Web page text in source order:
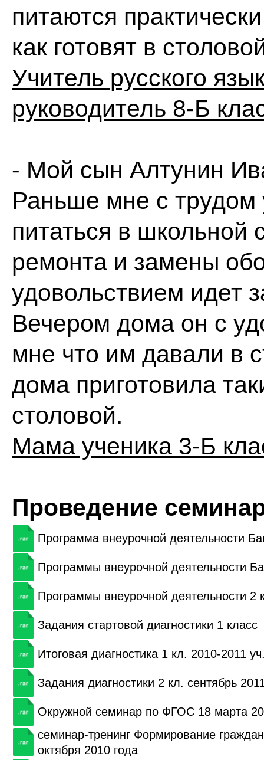
питаются
как готовят в
Учитель русского
руководитель 8-Б
- Мой сын Алтунин
Раньше мне с трудом
питаться в школьной
ремонта и замены
удовольствием идет
Вечером дома он с
мне что им давали в
дома приготовила
столовой.
Мама ученика 3-Б
Проведение
Программа внеурочной деятельности
Программы внеурочной деятельности
Программы внеурочной деятельности 2
Задания стартовой диагностики 1 класс
Итоговая диагностика 1 кл. 2010-2011
Задания диагностики 2 кл. сентябрь
Окружной семинар по ФГОС 18 марта
семинар-тренинг Формирование
октября 2010 года